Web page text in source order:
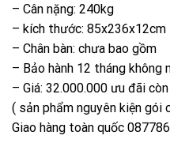
– Cân nặng: 240kg
– kích thước: 85x236x12cm
– Chân bàn: chưa bao gồm
– Bảo hành 12 tháng không
– Giá: 32.000.000 ưu đãi
( sản phẩm nguyên kiện
Giao hàng toàn quốc